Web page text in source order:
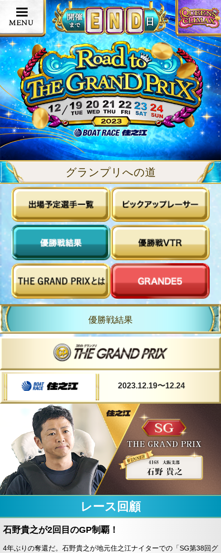
グランプリへの道
優勝戦結果
2023.12.19〜12.24
レース回顧
石野貴之が2回目のGP制覇！
4年ぶりの奪還だ。石野貴之が地元住之江ナイターでの「SG第38回グ